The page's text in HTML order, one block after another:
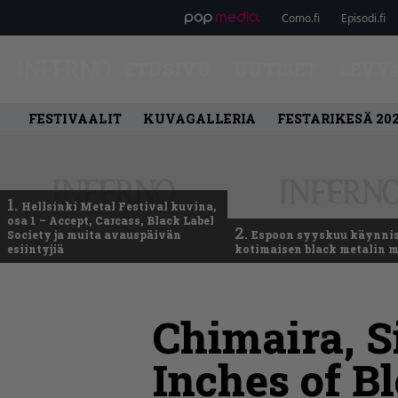
Como.fi Episodi.fi
FESTIVAALIT KUVAGALLERIA FESTARIKESÄ
1. Hellsinki Metal Festival kuvina,
osa 1 – Accept, Carcass, Black Label
Society ja muita avauspäivän
esiintyjiä
2. Espoon syyskuu
kotimaisen black metalin
Chimaira,
Inches of